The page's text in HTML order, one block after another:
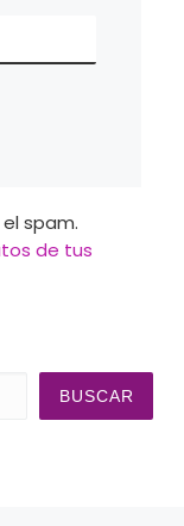
spam.
de tus
BUSCAR